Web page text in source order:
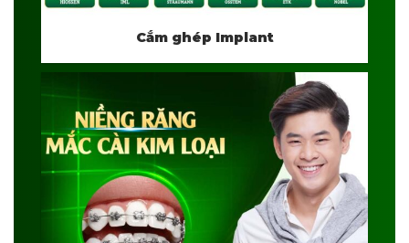
Cắm ghép Implant